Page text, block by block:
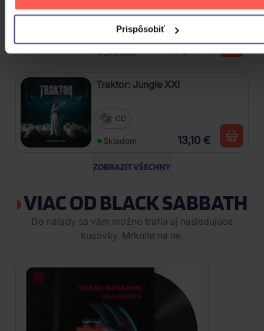
Prispôsobiť
Blue Vinyl)
Vinyl
Skladom
Traktor: Jungle XXI
CD
Skladom 13,10 €
ZOBRAZIT VŠECHNY
VIAC OD BLACK SABBATH
Do nálady sa vám možno trafia aj nasledujúce
kusovky. Mrknite na ne.